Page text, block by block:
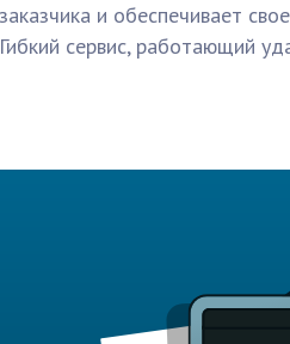
заказчика и обеспечивает
Гибкий сервис, работающий